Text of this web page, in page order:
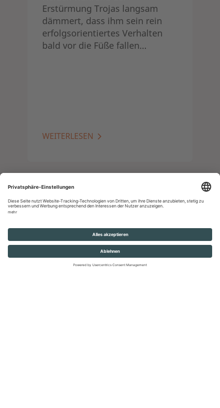
Erstürmung Trojas langsam
dämmert, dass ihm sein rein
erfolgsorientiertes Verhalten
bald vor die Füße fallen…
WEITERLESEN
ALLE ANZEIGEN